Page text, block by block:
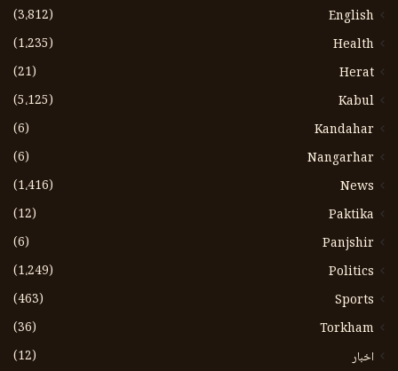
English
(3،812)
Health
(1،235)
Herat
(21)
Kabul
(5،125)
Kandahar
(6)
Nangarhar
(6)
News
(1،416)
Paktika
(12)
Panjshir
(6)
Politics
(1،249)
Sports
(463)
Torkham
(36)
اخبار
(12)